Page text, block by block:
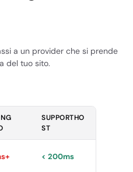
a un provider che si prende
del tuo sito.
SUPPORTHO
ST
< 200ms